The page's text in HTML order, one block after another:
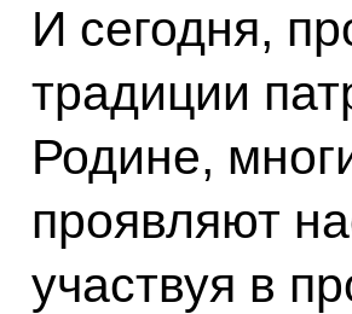
И сегодня,
традиции
Родине,
проявляют
участвуя в